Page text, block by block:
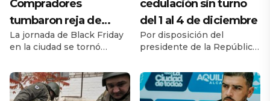
Compradores
tumbaron reja de
supermercado
La jornada de Black Friday
en la ciudad se tornó
jueves 27 de noviembre,
cuando una multitud de
personas tumbó la reja de
cedulación sin turno
del 1 al 4 de diciembre
Por disposición del
presidente de la República,
Registro Civil del Ecuador
habilitará el servicio de
cedulación sin turno entre